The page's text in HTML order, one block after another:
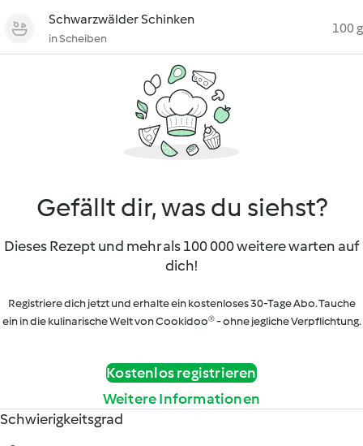
Schwarzwälder Schinken
in Scheiben
100 g
Gefällt dir, was du siehst?
Dieses Rezept und mehr als 100 000 weitere warten auf
dich!
Registriere dich jetzt und erhalte ein kostenloses 30-Tage Abo. Tauche
ein in die kulinarische Welt von Cookidoo® - ohne jegliche Verpflichtung.
Kostenlos registrieren
Weitere Informationen
Schwierigkeitsgrad